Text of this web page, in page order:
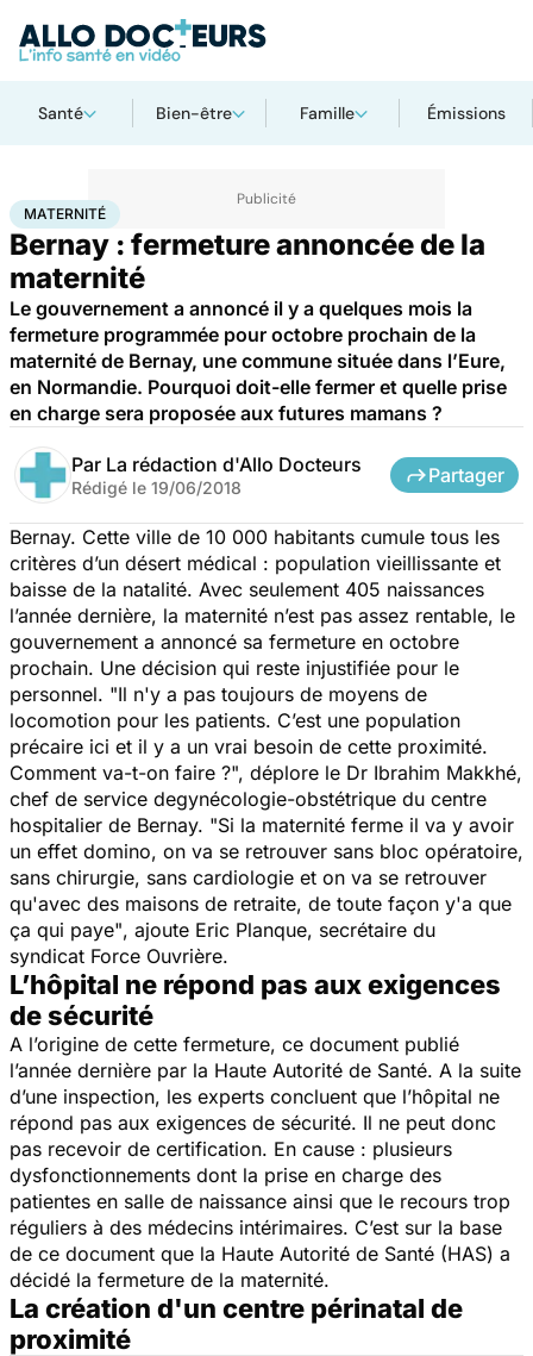
Santé Bien-être Famille Émissions
AccueilSanté Maternité
MATERNITÉ
Bernay : fermeture annoncée de la
maternité
Le gouvernement a annoncé il y a quelques mois la
fermeture programmée pour octobre prochain de la
maternité de Bernay, une commune située dans l’Eure,
en Normandie. Pourquoi doit-elle fermer et quelle prise
en charge sera proposée aux futures mamans ?
Par La rédaction d'Allo Docteurs
Rédigé le 19/06/2018
Partager
Bernay. Cette ville de 10 000 habitants cumule tous les
critères d’un désert médical : population vieillissante et
baisse de la natalité. Avec seulement 405 naissances
l’année dernière, la maternité n’est pas assez rentable, le
gouvernement a annoncé sa fermeture en octobre
prochain. Une décision qui reste injustifiée pour le
personnel. "Il n'y a pas toujours de moyens de
locomotion pour les patients. C’est une population
précaire ici et il y a un vrai besoin de cette proximité.
Comment va-t-on faire ?", déplore le Dr Ibrahim Makkhé,
chef de service degynécologie-obstétrique du centre
hospitalier de Bernay. "Si la maternité ferme il va y avoir
un effet domino, on va se retrouver sans bloc opératoire,
sans chirurgie, sans cardiologie et on va se retrouver
qu'avec des maisons de retraite, de toute façon y'a que
ça qui paye", ajoute Eric Planque, secrétaire du
syndicat Force Ouvrière.
L’hôpital ne répond pas aux exigences
de sécurité
A l’origine de cette fermeture, ce document publié
l’année dernière par la Haute Autorité de Santé. A la suite
d’une inspection, les experts concluent que l’hôpital ne
répond pas aux exigences de sécurité. Il ne peut donc
pas recevoir de certification. En cause : plusieurs
dysfonctionnements dont la prise en charge des
patientes en salle de naissance ainsi que le recours trop
réguliers à des médecins intérimaires. C’est sur la base
de ce document que la Haute Autorité de Santé (HAS) a
décidé la fermeture de la maternité.
La création d'un centre périnatal de
proximité